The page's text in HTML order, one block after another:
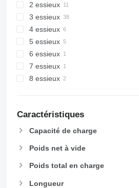
2 essieux
3 essieux
4 essieux
5 essieux
6 essieux
7 essieux
8 essieux
Caractéristiques
Capacité de charge
Poids net à vide
Poids total en charge
Longueur